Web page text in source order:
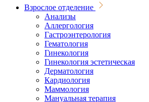
Взрослое отделение
Анализы
Аллергология
Гастроэнтерология
Гематология
Гинекология
Гинекология эстетическая
Дерматология
Кардиология
Маммология
Мануальная терапия